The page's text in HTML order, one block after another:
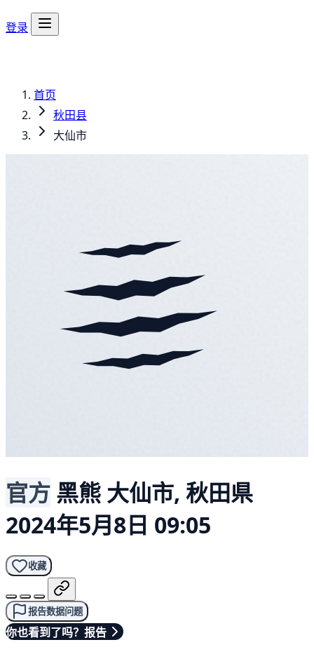
登录
首页
秋田县
大仙市
官方 黑熊 大仙市, 秋田県
2024年5月8日 09:05
收藏
报告数据问题
你也看到了吗？报告